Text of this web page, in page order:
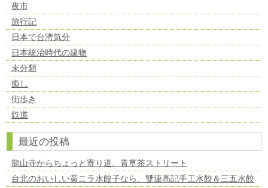
夜市
旅行記
日本で台湾気分
日本統治時代の建物
未分類
癒し
街歩き
鉄道
最近の投稿
龍山寺からちょっと寄り道、青草茶ストリート
台北のおいしい黄ニラ水餃子なら、雙連高記手工水餃＆三五水餃